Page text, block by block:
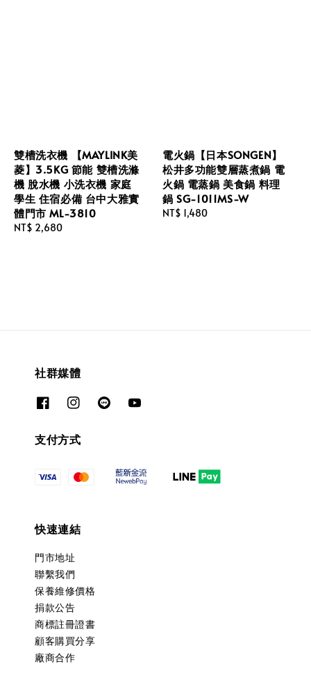
雙槽洗衣機 【MAYLINK美
菱】3.5KG 節能 雙槽洗滌
機 脫水機 小洗衣機 家庭
學生 住宿必備 台中大雅實
體門市 ML-3810
Regular
NT$ 2,680
電火鍋【日本SONGEN】
松井多功能雙層蒸煮鍋 電
火鍋 電蒸鍋 美食鍋 料理
鍋 SG-1011MS-W
Regular
NT$ 1,480
社群媒體
支付方式
快速連結
門市地址
聯繫我們
保養維修價格
捐款公告
商標註冊證書
顧客購買分享
廠商合作